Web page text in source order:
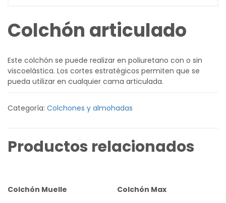
Colchón articulado
Este colchón se puede realizar en poliuretano con o sin
viscoelástica. Los cortes estratégicos permiten que se
pueda utilizar en cualquier cama articulada.
Categoría: Colchones y almohadas
Productos relacionados
Colchón Muelle Colchón Max